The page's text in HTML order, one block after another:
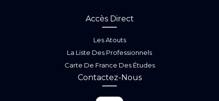
Accès Direct
Les Atouts
La Liste Des Professionnels
Carte De France Des Études
Contactez-Nous